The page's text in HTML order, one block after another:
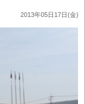
2013年05日17日(金)